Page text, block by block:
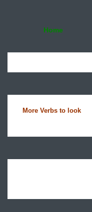
Home
More Verbs to look